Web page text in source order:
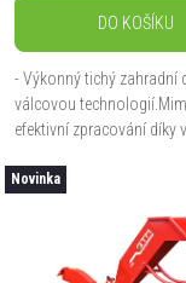
d
u
k
t
d
u
k
DO KOŠÍKU
- Výkonný tichý zahradní
válcovou
efektivní zpracování díky
- rotace vpřed i vzad -
Novinka